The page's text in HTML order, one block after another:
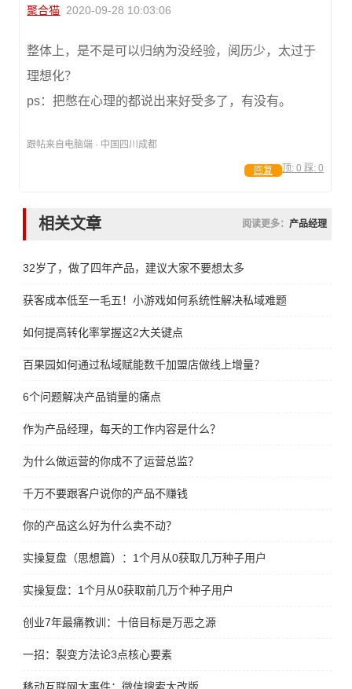
聚合猫 2020-09-28 10:03:06
整体上，是不是可以归纳为没经验，阅历少，太过于
理想化？
ps：把憋在心理的都说出来好受多了，有没有。
跟帖来自电脑端 · 中国四川成都
顶: 0 踩: 0
回复
相关文章 阅读更多： 产品经理
32岁了，做了四年产品，建议大家不要想太多
获客成本低至一毛五！小游戏如何系统性解决私域难题
如何提高转化率掌握这2大关键点
百果园如何通过私域赋能数千加盟店做线上增量？
6个问题解决产品销量的痛点
作为产品经理，每天的工作内容是什么？
为什么做运营的你成不了运营总监？
千万不要跟客户说你的产品不赚钱
你的产品这么好为什么卖不动？
实操复盘（思想篇）：1个月从0获取几万种子用户
实操复盘：1个月从0获取前几万个种子用户
创业7年最痛教训：十倍目标是万恶之源
一招：裂变方法论3点核心要素